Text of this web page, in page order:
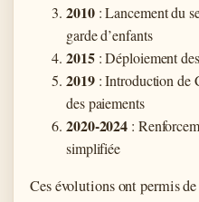
2010: Lancement du
garde d’enfants
2015: Déploiement
2019: Introduction de
des paiements
2020-2024 :
simplifiée
Ces évolutions ont permis